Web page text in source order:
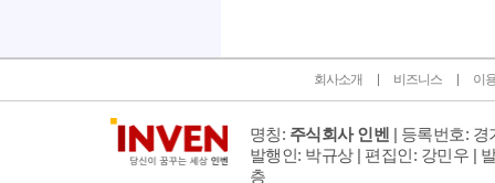
회사소개 비즈니스 이
명칭: 주식회사 인벤 | 등록번호: 경
발행인: 박규상 | 편집인: 강민우 |
층